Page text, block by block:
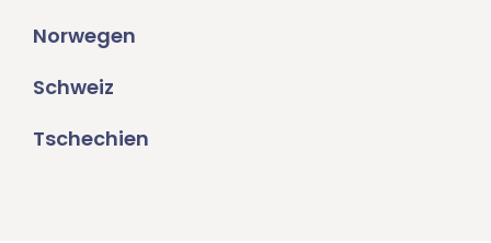
Norwegen
Schweiz
Tschechien